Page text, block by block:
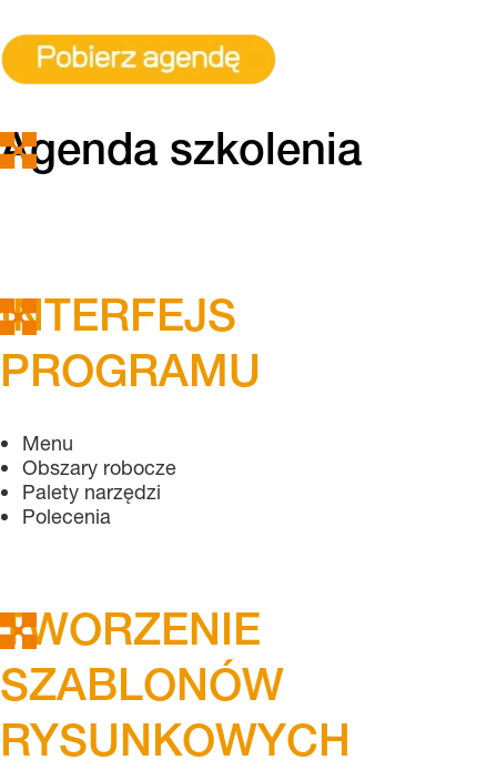
Agenda szkolenia
INTERFEJS
PROGRAMU
Menu
Obszary robocze
Palety narzędzi
Polecenia
TWORZENIE
SZABLONÓW
RYSUNKOWYCH